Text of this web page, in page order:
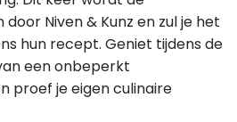
Niven & Kunz en zul je het
hun recept. Geniet tijdens de
een onbeperkt
proef je eigen culinaire